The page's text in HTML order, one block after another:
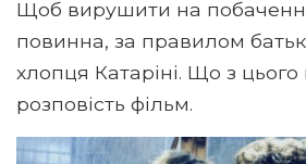
Щоб вирушити на
повинна, за правилом
хлопця Катаріні. Що з цього
розповість фільм.